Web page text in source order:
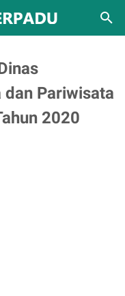
dan Pariwisata
2020